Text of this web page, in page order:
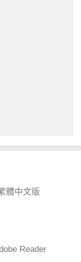
體中文版
Reader